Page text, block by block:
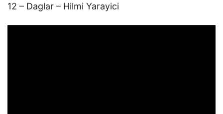
12 – Daglar – Hilmi Yarayici